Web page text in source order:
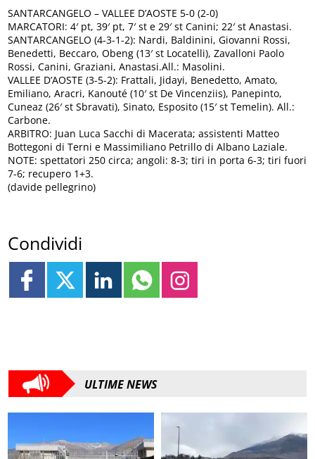
SANTARCANGELO – VALLEE D’AOSTE 5-0 (2-0)
MARCATORI: 4′ pt, 39′ pt, 7′ st e 29′ st Canini; 22′ st Anastasi.
SANTARCANGELO (4-3-1-2): Nardi, Baldinini, Giovanni Rossi,
Benedetti, Beccaro, Obeng (13′ st Locatelli), Zavalloni Paolo
Rossi, Canini, Graziani, Anastasi.All.: Masolini.
VALLEE D’AOSTE (3-5-2): Frattali, Jidayi, Benedetto, Amato,
Emiliano, Aracri, Kanouté (10′ st De Vincenziis), Panepinto,
Cuneaz (26′ st Sbravati), Sinato, Esposito (15′ st Temelin). All.:
Carbone.
ARBITRO: Juan Luca Sacchi di Macerata; assistenti Matteo
Bottegoni di Terni e Massimiliano Petrillo di Albano Laziale.
NOTE: spettatori 250 circa; angoli: 8-3; tiri in porta 6-3; tiri fuori
7-6; recupero 1+3.
(davide pellegrino)
Condividi
ULTIME NEWS